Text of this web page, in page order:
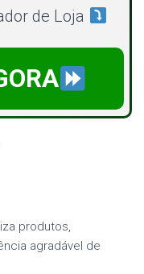
de Loja
produtos,
agradável de